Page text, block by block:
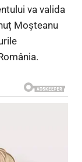
va valida
Moșteanu